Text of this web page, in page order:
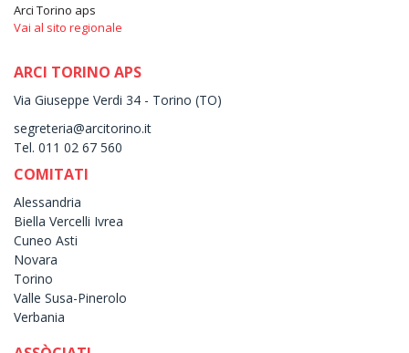
Arci Torino aps
Vai al sito regionale
ARCI TORINO APS
Via Giuseppe Verdi 34 - Torino (TO)
segreteria@arcitorino.it
Tel. 011 02 67 560
COMITATI
Alessandria
Biella Vercelli Ivrea
Cuneo Asti
Novara
Torino
Valle Susa-Pinerolo
Verbania